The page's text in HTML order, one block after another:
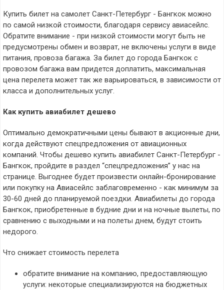
Купить билет на самолет Санкт-Петербург - Бангкок можно
по самой низкой стоимости, благодаря сервису авиасейлс.
Обратите внимание - при низкой стоимости могут быть не
предусмотрены обмен и возврат, не включены услуги в виде
питания, провоза багажа. За билет до города Бангкок с
провозом багажа вам придется доплатить, максимальная
цена перелета может так же варьироваться, в зависимости от
класса и дополнительных услуг.
Как купить авиабилет дешево
Оптимально демократичными цены бывают в акционные дни,
когда действуют спецпредложения от авиационных
компаний. Чтобы дешево купить авиабилет Санкт-Петербург -
Бангкок, пройдите в раздел “спецпредложения” у нас на
странице. Выгоднее будет произвести онлайн-бронирование
или покупку на Авиасейлс заблаговременно - как минимум за
30-60 дней до планируемой поездки. Авиабилеты до города
Бангкок, приобретенные в будние дни и на ночные вылеты, по
сравнению с выходными и на полеты днем, будут стоить
недорого.
Что снижает стоимость перелета
обратите внимание на компанию, предоставляющую
услуги: некоторые специализируются на бюджетных